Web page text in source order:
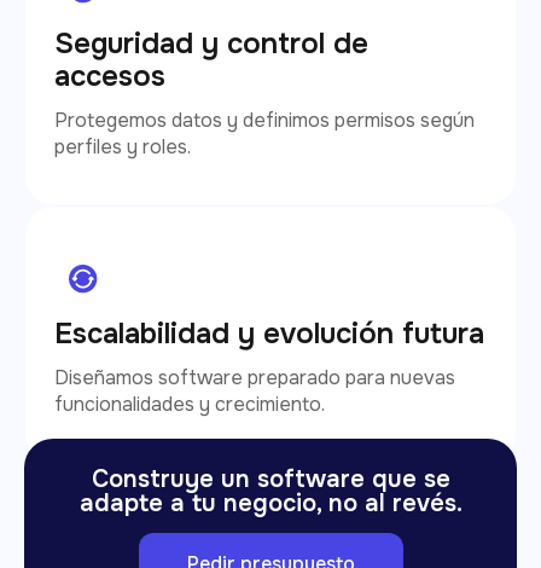
Seguridad y control de
accesos
Protegemos datos y definimos permisos según
perfiles y roles.
Escalabilidad y evolución futura
Diseñamos software preparado para nuevas
funcionalidades y crecimiento.
Construye un software que se
adapte a tu negocio, no al revés.